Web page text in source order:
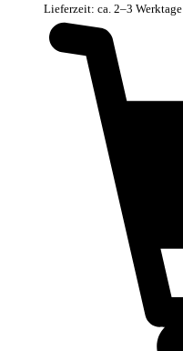
Lieferzeit: ca. 2–3 Werktage